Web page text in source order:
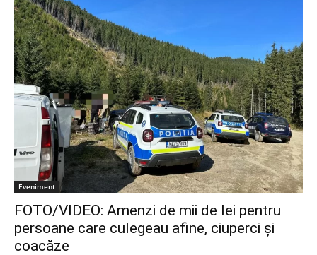
Eveniment
FOTO/VIDEO: Amenzi de mii de lei pentru
persoane care culegeau afine, ciuperci și
coacăze